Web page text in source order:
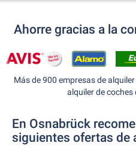
Ahorre gracias a la
Más de 900 empresas de
alquiler de coches
En Osnabrück
siguientes ofertas de